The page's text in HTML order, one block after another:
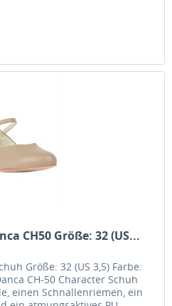
CH50 Größe: 32 (US...
Größe: 32 (US 3,5) Farbe:
CH-50 Character Schuh
einen Schnallenriemen, ein